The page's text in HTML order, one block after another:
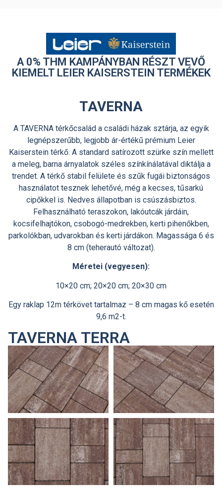
A 0% THM KAMPÁNYBAN RÉSZT VEVŐ
KIEMELT LEIER KAISERSTEIN TERMÉKEK
TAVERNA
A TAVERNA térkőcsalád a családi házak sztárja, az egyik
legnépszerűbb, legjobb ár-értékű prémium Leier
Kaiserstein térkő. A standard satírozott szürke szín mellett
a meleg, barna árnyalatok széles színkínálatával diktálja a
trendet. A térkő stabil felülete és szűk fugái biztonságos
használatot tesznek lehetővé, még a kecses, tűsarkú
cipőkkel is. Nedves állapotban is csúszásbiztos.
Felhasználható teraszokon, lakóutcák járdáin,
kocsifelhajtókon, csobogó-medrekben, kerti pihenőkben,
parkolókban, udvarokban és kerti járdákon. Magassága 6 és
8 cm (teherautó változat).
Méretei (vegyesen):
10×20 cm; 20×20 cm; 20×30 cm
Egy raklap 12m térkövet tartalmaz – 8 cm magas kő esetén
9,6 m2-t.
TAVERNA TERRA